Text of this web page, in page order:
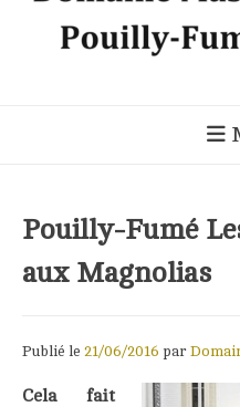
Pouilly-Fumé
aux Magnolias
Publié le 21/06/2016 par
Cela fait